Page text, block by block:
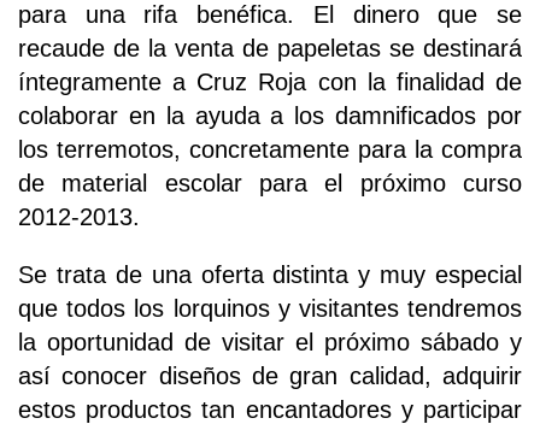
para una rifa benéfica. El dinero que se
recaude de la venta de papeletas se destinará
íntegramente a Cruz Roja con la finalidad de
colaborar en la ayuda a los damnificados por
los terremotos, concretamente para la compra
de material escolar para el próximo curso
2012-2013.
Se trata de una oferta distinta y muy especial
que todos los lorquinos y visitantes tendremos
la oportunidad de visitar el próximo sábado y
así conocer diseños de gran calidad, adquirir
estos productos tan encantadores y participar